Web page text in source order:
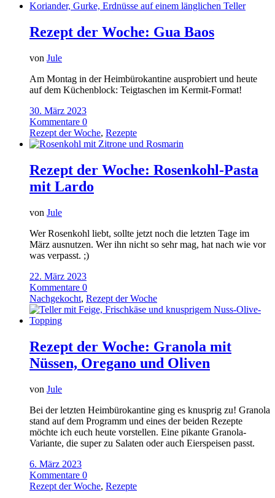
Rezept der Woche: Gua Baos
von Jule
Am Montag in der Heimbürokantine ausprobiert und heute
auf dem Küchenblock: Teigtaschen im Kermit-Format!
30. März 2023
Kommentare 0
Rezept der Woche, Rezepte
Rezept der Woche: Rosenkohl-Pasta
mit Lardo
von Jule
Wer Rosenkohl liebt, sollte jetzt noch die letzten Tage im
März ausnutzen. Wer ihn nicht so sehr mag, hat nach wie vor
was verpasst. ;)
22. März 2023
Kommentare 0
Nachgekocht, Rezept der Woche
Rezept der Woche: Granola mit
Nüssen, Oregano und Oliven
von Jule
Bei der letzten Heimbürokantine ging es knusprig zu! Granola
stand auf dem Programm und eines der beiden Rezepte
möchte ich euch heute vorstellen. Eine pikante Granola-
Variante, die super zu Salaten oder auch Eierspeisen passt.
6. März 2023
Kommentare 0
Rezept der Woche, Rezepte